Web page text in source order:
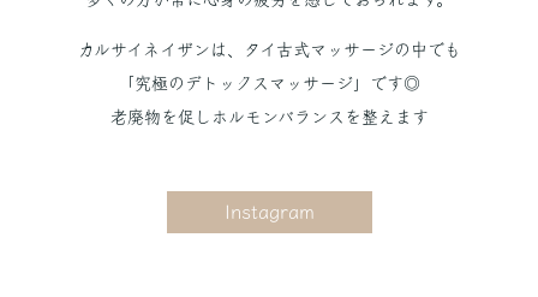
カルサイネイザンは、タイ古式マッサージの中でも
「究極のデトックスマッサージ」です◎
老廃物を促しホルモンバランスを整えます
Instagram